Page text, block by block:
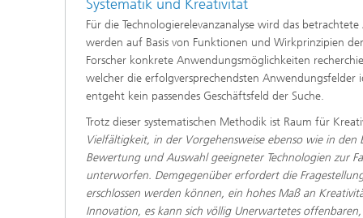
Systematik und Kreativität
Für die Technologierelevanzanalyse wird das
werden auf Basis von Funktionen und Wirkprinzipien
Forscher konkrete Anwendungsmöglichkeiten
welcher die erfolgversprechendsten Anwendungsfelder
entgeht kein passendes Geschäftsfeld der Suche.
Trotz dieser systematischen Methodik ist Raum für
Vielfältigkeit, in der Vorgehensweise ebenso wie in den
Bewertung und Auswahl geeigneter Technologien zur
unterworfen. Demgegenüber erfordert die
erschlossen werden können, ein hohes Maß an
Innovation, es kann sich völlig Unerwartetes